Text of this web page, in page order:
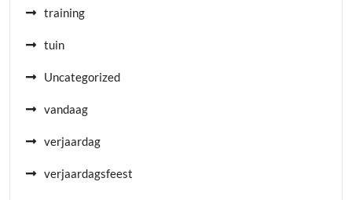
training
tuin
Uncategorized
vandaag
verjaardag
verjaardagsfeest